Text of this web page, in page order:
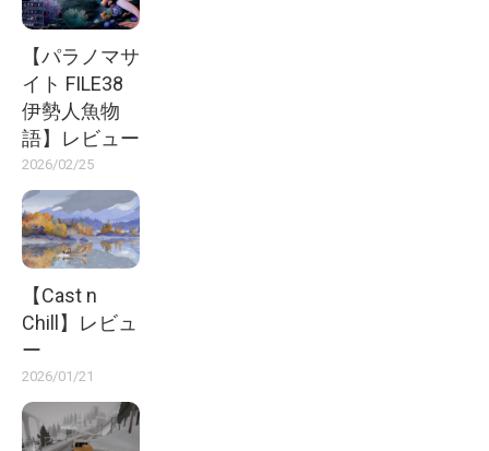
【パラノマサ
イト FILE38
伊勢人魚物
語】レビュー
2026/02/25
【Cast n
Chill】レビュ
ー
2026/01/21